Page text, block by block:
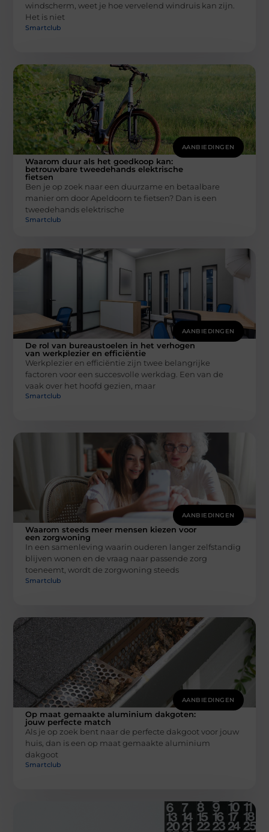
windscherm, weet je hoe vervelend windruis kan zijn.
Het is niet
Smartclub
AANBIEDINGEN
Waarom duur als het goedkoop kan:
betrouwbare tweedehands elektrische
fietsen
Ben je op zoek naar een duurzame en betaalbare
manier om door Apeldoorn te fietsen? Dan is een
tweedehands elektrische
Smartclub
AANBIEDINGEN
De rol van bureaustoelen in het verhogen
van werkplezier en efficiëntie
Werkplezier en efficiëntie zijn twee belangrijke
factoren voor een succesvolle werkdag. Een van de
vaak over het hoofd gezien, maar
Smartclub
AANBIEDINGEN
Waarom steeds meer mensen kiezen voor
een zorgwoning
In een samenleving waarin ouderen langer zelfstandig
blijven wonen en de vraag naar passende zorg
toeneemt, wordt de zorgwoning steeds
Smartclub
AANBIEDINGEN
Op maat gemaakte aluminium dakgoten:
jouw perfecte match
Als je op zoek bent naar de perfecte dakgoot voor jouw
huis, dan is een op maat gemaakte aluminium
dakgoot
Smartclub